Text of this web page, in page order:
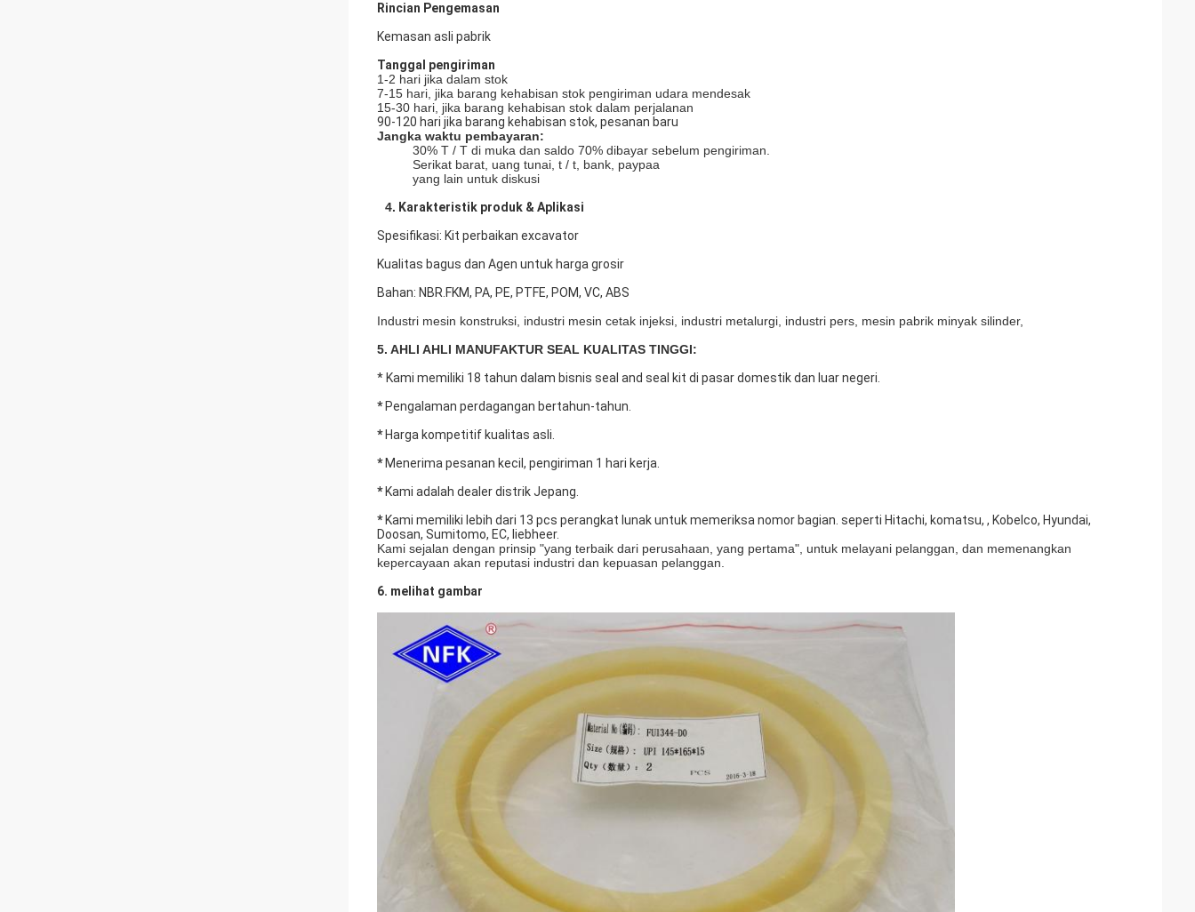
Rincian Pengemasan
Kemasan asli pabrik
Tanggal pengiriman
1-2 hari jika dalam stok
7-15 hari, jika barang kehabisan stok pengiriman udara mendesak
15-30 hari, jika barang kehabisan stok dalam perjalanan
90-120 hari jika barang kehabisan stok, pesanan baru
Jangka waktu pembayaran:
30% T / T di muka dan saldo 70% dibayar sebelum pengiriman.
Serikat barat, uang tunai, t / t, bank, paypaa
yang lain untuk diskusi
4. Karakteristik produk & Aplikasi
Spesifikasi: Kit perbaikan excavator
Kualitas bagus dan Agen untuk harga grosir
Bahan: NBR.FKM, PA, PE, PTFE, POM, VC, ABS
Industri mesin konstruksi, industri mesin cetak injeksi, industri metalurgi, industri pers, mesin pabrik minyak silinder,
5. AHLI AHLI MANUFAKTUR SEAL KUALITAS TINGGI:
* Kami memiliki 18 tahun dalam bisnis seal and seal kit di pasar domestik dan luar negeri.
*Pengalaman perdagangan bertahun-tahun.
*Harga kompetitif kualitas asli.
*Menerima pesanan kecil, pengiriman 1 hari kerja.
*Kami adalah dealer distrik Jepang.
*Kami memiliki lebih dari 13 pcs perangkat lunak untuk memeriksa nomor bagian. seperti Hitachi, komatsu, , Kobelco, Hyundai,
Doosan, Sumitomo, EC, liebheer.
Kami sejalan dengan prinsip "yang terbaik dari perusahaan, yang pertama", untuk melayani pelanggan, dan memenangkan
kepercayaan akan reputasi industri dan kepuasan pelanggan.
6. melihat gambar